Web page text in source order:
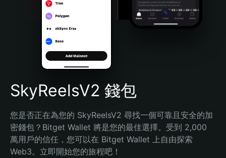
Português (Brasil)
Español (Argentina)
SkyReelsV2 錢包
您是否正在為您的 SkyReelsV2 尋找一個可靠且安全的加
密錢包？Bitget Wallet 將是您的最佳選擇。受到 2,000
萬用戶的信任，您可以在 Bitget Wallet 上自由探索
Web3。立即開始您的旅程吧！